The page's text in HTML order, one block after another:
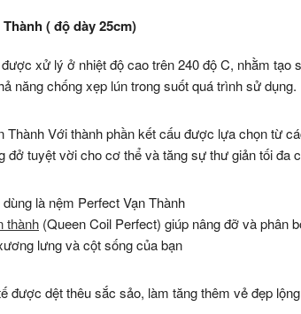
( độ dày 25cm)
xử lý ở nhiệt độ cao trên 240 độ C, nhằm tạo
năng chống xẹp lún trong suốt quá trình sử dụng.
Thành Với thành phần kết cấu được lựa chọn từ
đở tuyệt vời cho cơ thể và tăng sự thư giản tối đa
thành (Queen Coil Perfect) giúp nâng đỡ và phân
lưng và cột sống của bạn
được dệt thêu sắc sảo, làm tăng thêm vẻ đẹp